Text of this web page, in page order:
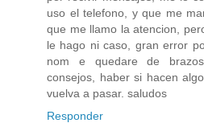
uso el telefono, y que me
que me llamo la atencion,
le hago ni caso, gran error
nom e quedare de
consejos, haber si hacen
vuelva a pasar. saludos
Responder